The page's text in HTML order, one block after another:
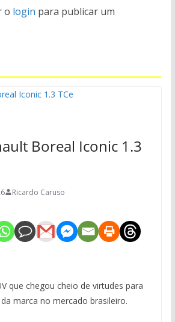
o login para publicar um
Boreal Iconic 1.3
Ricardo Caruso
que chegou cheio de virtudes para
marca no mercado brasileiro.